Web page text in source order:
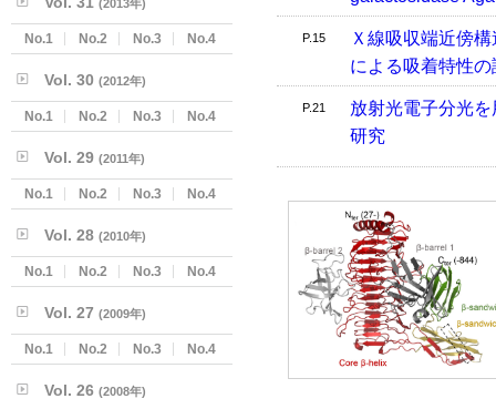
P.15
Ｘ線吸収端近傍
による吸着特性の
P.21
放射光電子分光
研究
(2013年)
No.1 No.2 No.3 No.4
Vol. 30 (2012年)
No.1 No.2 No.3 No.4
Vol. 29 (2011年)
No.1 No.2 No.3 No.4
Vol. 28 (2010年)
No.1 No.2 No.3 No.4
Vol. 27 (2009年)
No.1 No.2 No.3 No.4
Vol. 26 (2008年)